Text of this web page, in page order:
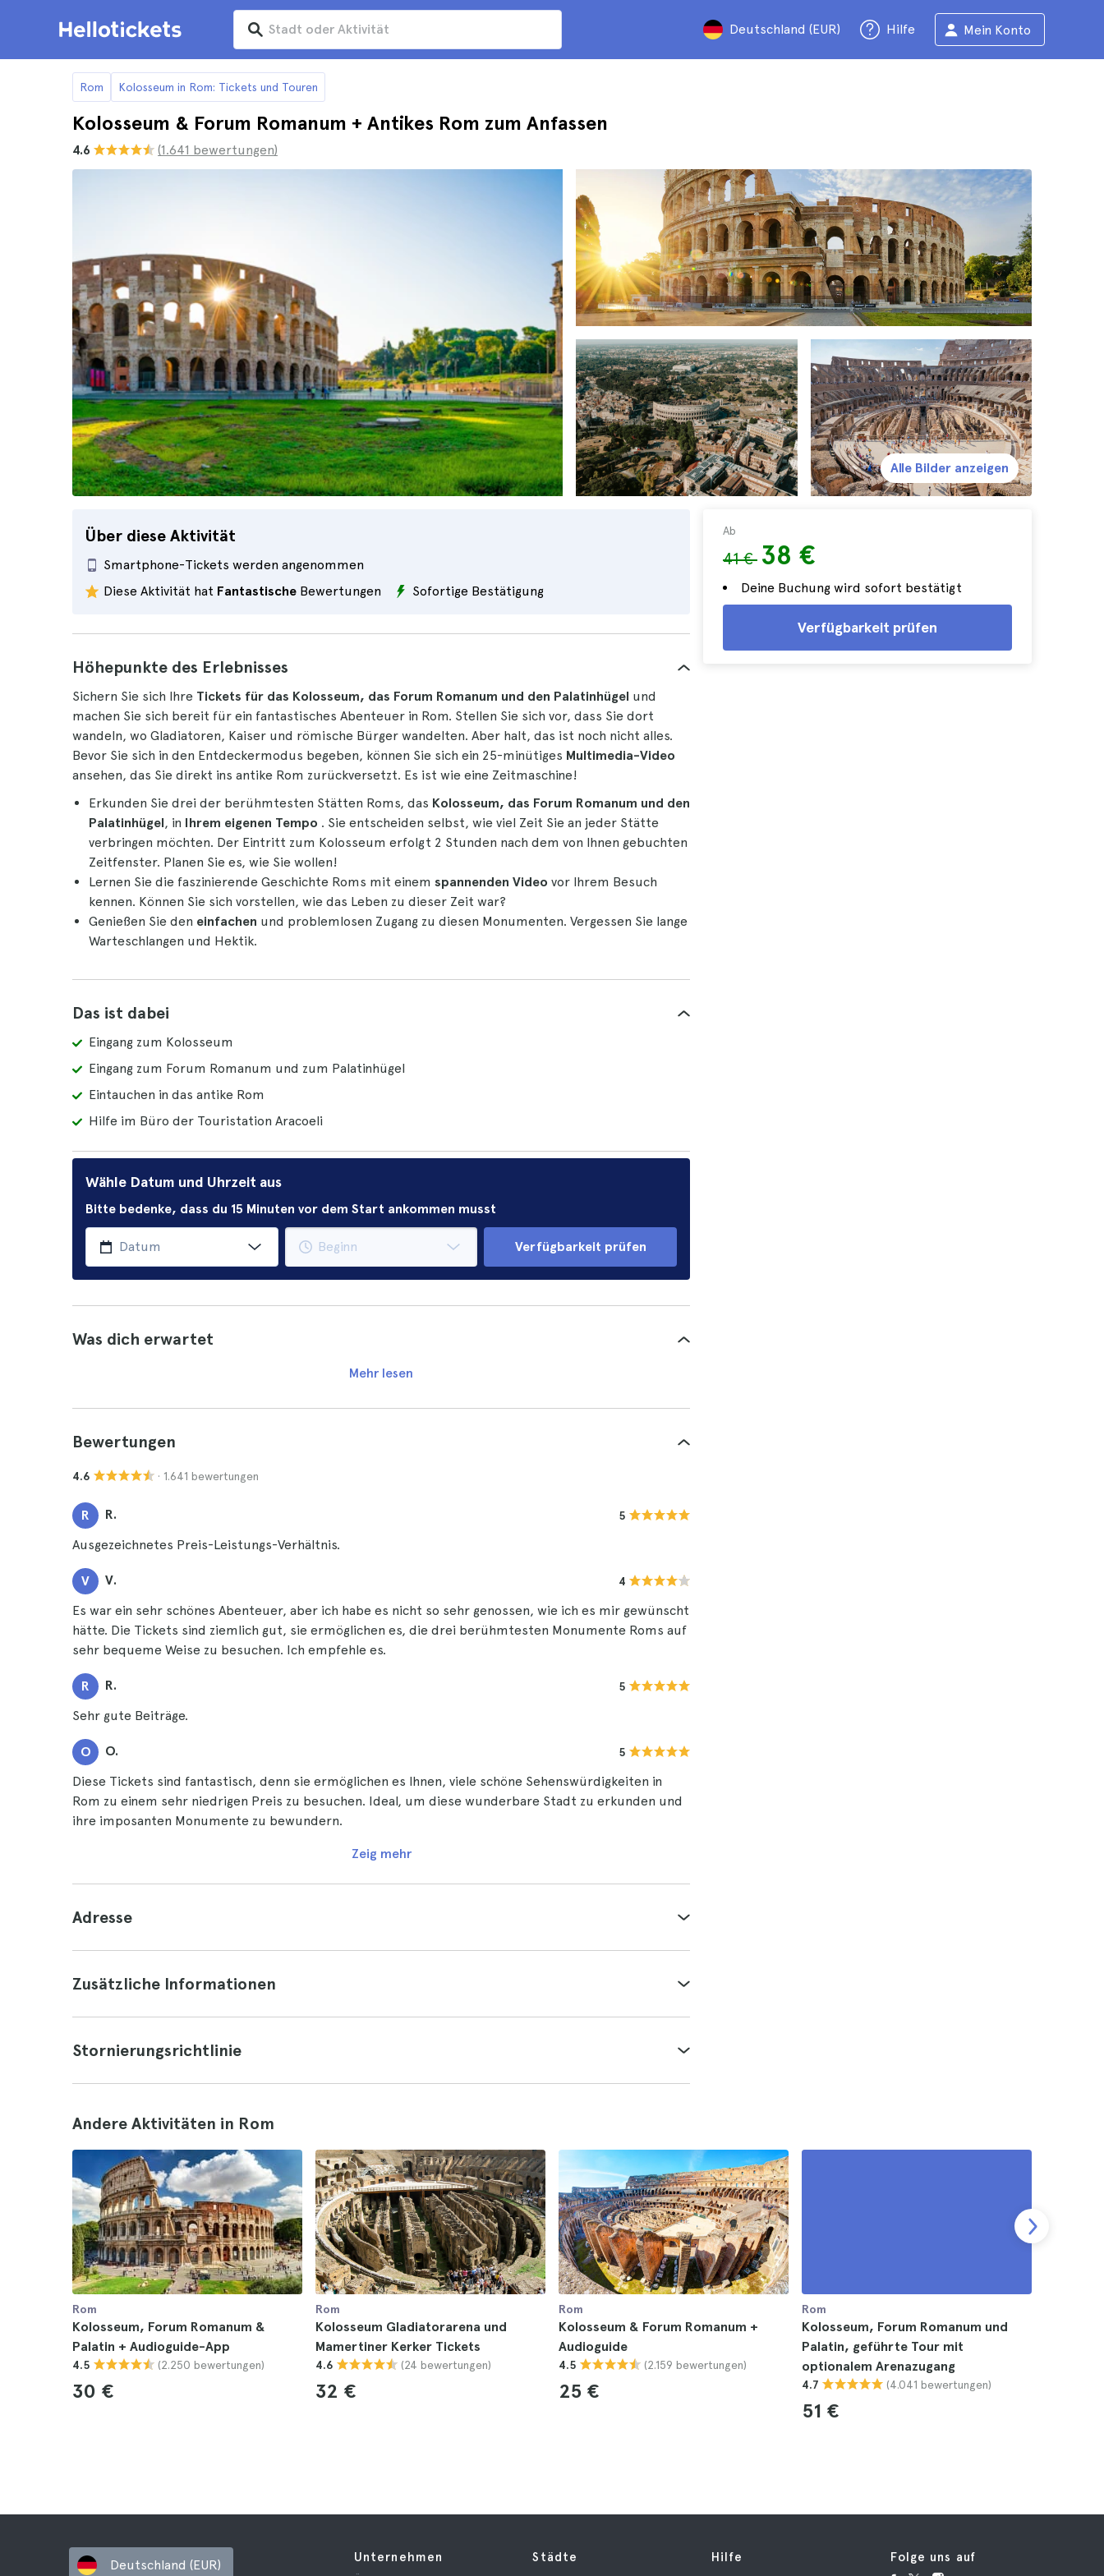
Deutschland (EUR) Hilfe Mein Konto
Rom Kolosseum in Rom: Tickets und Touren
Kolosseum & Forum Romanum + Antikes Rom zum Anfassen
4.6 (1.641 bewertungen)
Über diese Aktivität
Smartphone-Tickets werden angenommen
Diese Aktivität hat Fantastische Bewertungen Sofortige Bestätigung
Ab
41 € 38 €
Deine Buchung wird sofort bestätigt
Verfügbarkeit prüfen
Alle Bilder anzeigen
Höhepunkte des Erlebnisses
Sichern Sie sich Ihre Tickets für das Kolosseum, das Forum Romanum und den Palatinhügel und
machen Sie sich bereit für ein fantastisches Abenteuer in Rom. Stellen Sie sich vor, dass Sie dort
wandeln, wo Gladiatoren, Kaiser und römische Bürger wandelten. Aber halt, das ist noch nicht alles.
Bevor Sie sich in den Entdeckermodus begeben, können Sie sich ein 25-minütiges Multimedia-Video
ansehen, das Sie direkt ins antike Rom zurückversetzt. Es ist wie eine Zeitmaschine!
Erkunden Sie drei der berühmtesten Stätten Roms, das Kolosseum, das Forum Romanum und den
Palatinhügel, in Ihrem eigenen Tempo . Sie entscheiden selbst, wie viel Zeit Sie an jeder Stätte
verbringen möchten. Der Eintritt zum Kolosseum erfolgt 2 Stunden nach dem von Ihnen gebuchten
Zeitfenster. Planen Sie es, wie Sie wollen!
Lernen Sie die faszinierende Geschichte Roms mit einem spannenden Video vor Ihrem Besuch
kennen. Können Sie sich vorstellen, wie das Leben zu dieser Zeit war?
Genießen Sie den einfachen und problemlosen Zugang zu diesen Monumenten. Vergessen Sie lange
Warteschlangen und Hektik.
Das ist dabei
Eingang zum Kolosseum
Eingang zum Forum Romanum und zum Palatinhügel
Eintauchen in das antike Rom
Hilfe im Büro der Touristation Aracoeli
Wähle Datum und Uhrzeit aus
Bitte bedenke, dass du 15 Minuten vor dem Start ankommen musst
Verfügbarkeit prüfen
Was dich erwartet
Mehr lesen
Bewertungen
4.6 · 1.641 bewertungen
R R. 5
Ausgezeichnetes Preis-Leistungs-Verhältnis.
V V. 4
Es war ein sehr schönes Abenteuer, aber ich habe es nicht so sehr genossen, wie ich es mir gewünscht
hätte. Die Tickets sind ziemlich gut, sie ermöglichen es, die drei berühmtesten Monumente Roms auf
sehr bequeme Weise zu besuchen. Ich empfehle es.
R R. 5
Sehr gute Beiträge.
O O. 5
Diese Tickets sind fantastisch, denn sie ermöglichen es Ihnen, viele schöne Sehenswürdigkeiten in
Rom zu einem sehr niedrigen Preis zu besuchen. Ideal, um diese wunderbare Stadt zu erkunden und
ihre imposanten Monumente zu bewundern.
Zeig mehr
Adresse
Zusätzliche Informationen
Stornierungsrichtlinie
Andere Aktivitäten in Rom
Rom
Kolosseum, Forum Romanum &
Palatin + Audioguide-App
4.5 (2.250 bewertungen)
30 €
Rom
Kolosseum Gladiatorarena und
Mamertiner Kerker Tickets
4.6 (24 bewertungen)
32 €
Rom
Kolosseum & Forum Romanum +
Audioguide
4.5 (2.159 bewertungen)
25 €
Rom
Kolosseum, Forum Romanum und
Palatin, geführte Tour mit
optionalem Arenazugang
4.7 (4.041 bewertungen)
51 €
Deutschland (EUR)
Unternehmen
Städte
Hilfe
Folge uns auf